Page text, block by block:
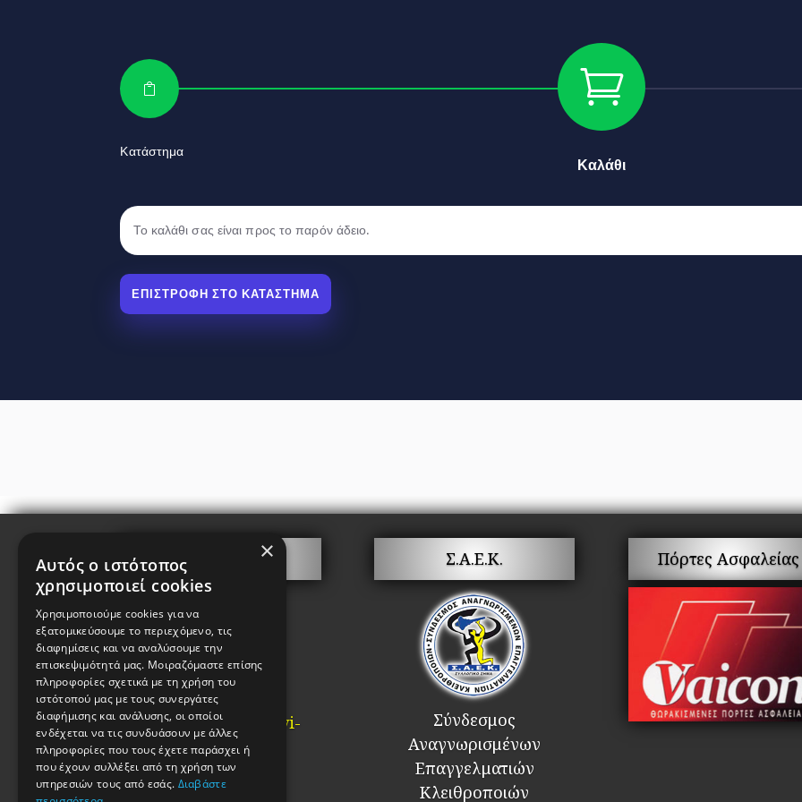

Κατάστημα

Καλάθι
Το καλάθι σας είναι προς το παρόν άδειο.
ΕΠΙΣΤΡΟΦΉ ΣΤΟ ΚΑΤΆΣΤΗΜΑ
Επικοινωνία
Γιωτάκης Χαρίτων
Καλαμίδα 2, Ψυρρή
Αθήνα
ΤΚ. 10554
Τηλ: 2103210442
Email: info@kataskevi-
kleidion.gr
ΓΕΜΗ:85983802000
ΑΦΜ 038917456
Σ.Α.Ε.Κ.
Σύνδεσμος
Αναγνωρισμένων
Επαγγελματιών
Κλειθροποιών
Πόρτες Ασφαλείας
×
Αυτός ο ιστότοπος
χρησιμοποιεί cookies
Χρησιμοποιούμε cookies για να
εξατομικεύσουμε το περιεχόμενο, τις
διαφημίσεις και να αναλύσουμε την
επισκεψιμότητά μας. Μοιραζόμαστε επίσης
πληροφορίες σχετικά με τη χρήση του
ιστότοπού μας με τους συνεργάτες
διαφήμισης και ανάλυσης, οι οποίοι
ενδέχεται να τις συνδυάσουν με άλλες
πληροφορίες που τους έχετε παράσχει ή
που έχουν συλλέξει από τη χρήση των
υπηρεσιών τους από εσάς. Διαβάστε